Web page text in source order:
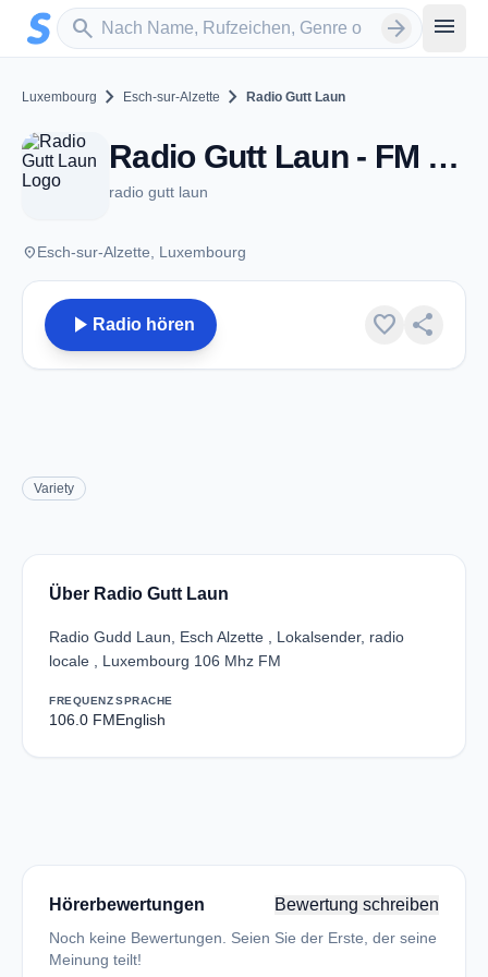
Zum Hauptinhalt springen
search
Sender suchen arrow_forward menu
Luxembourg chevron_right Esch-sur-Alzette chevron_right Radio Gutt Laun
Radio Gutt Laun - FM 106.0 - Esch-sur-Alzette
radio gutt laun
placeEsch-sur-Alzette, Luxembourg
play_arrow Radio hören favorite share
Variety
Über Radio Gutt Laun
Radio Gudd Laun, Esch Alzette , Lokalsender, radio
locale , Luxembourg 106 Mhz FM
FREQUENZ
106.0 FM
SPRACHE
English
Hörerbewertungen Bewertung schreiben
Noch keine Bewertungen. Seien Sie der Erste, der seine
Meinung teilt!